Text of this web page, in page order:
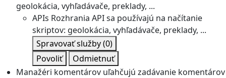
geolokácia, vyhľadávače, preklady, ...
APIs Rozhrania API sa používajú na načítanie
skriptov: geolokácia, vyhľadávače, preklady, ...
Spravovať služby(0)
Povoliť
Odmietnuť
Manažéri komentárov uľahčujú zadávanie komentárov